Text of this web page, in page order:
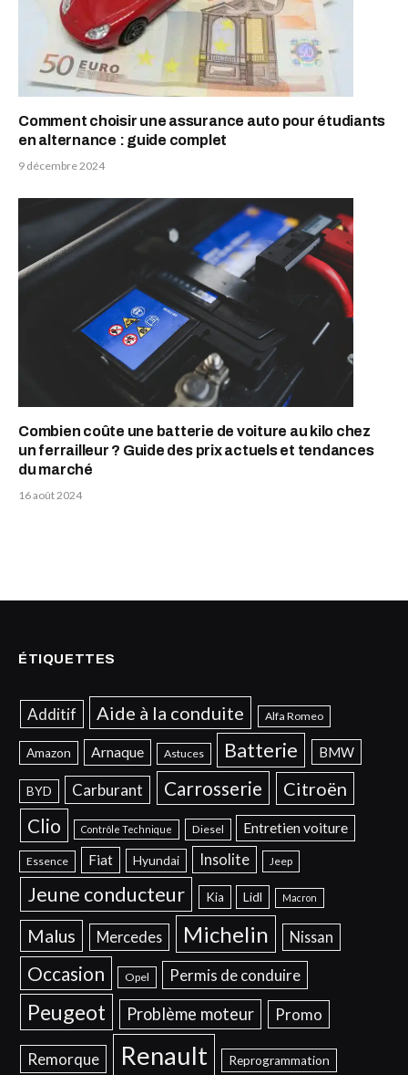
Comment choisir une assurance auto pour étudiants
en alternance : guide complet
9 décembre 2024
Combien coûte une batterie de voiture au kilo chez
un ferrailleur ? Guide des prix actuels et tendances
du marché
16 août 2024
ÉTIQUETTES
Additif Aide à la conduite Alfa Romeo
Amazon Arnaque Astuces Batterie BMW
BYD Carburant Carrosserie Citroën
Clio Contrôle Technique Diesel Entretien voiture
Essence Fiat Hyundai Insolite Jeep
Jeune conducteur Kia Lidl Macron
Malus Mercedes Michelin Nissan
Occasion Opel Permis de conduire
Peugeot Problème moteur Promo
Remorque Renault Reprogrammation